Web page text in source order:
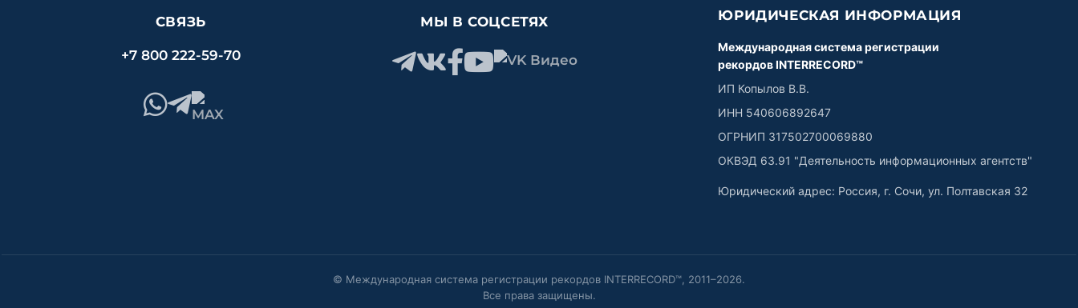
СВЯЗЬ
+7 800 222-59-70
МЫ В СОЦСЕТЯХ ЮРИДИЧЕСКАЯ ИНФОРМАЦИЯ
Международная система регистрации
рекордов INTERRECORD™
ИП Копылов В.В.
ИНН 540606892647
ОГРНИП 317502700069880
ОКВЭД 63.91 "Деятельность информационных агентств"
Юридический адрес: Россия, г. Сочи, ул. Полтавская 32
© Международная система регистрации рекордов INTERRECORD™, 2011–2026.
Все права защищены.